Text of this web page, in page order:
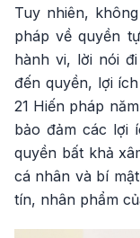
Tuy nhiên,
pháp về quyền
hành vi, lời nói
đến quyền, lợi
21 Hiến pháp
bảo đảm các lợi
quyền bất khả
cá nhân và bí
tín, nhân phẩm